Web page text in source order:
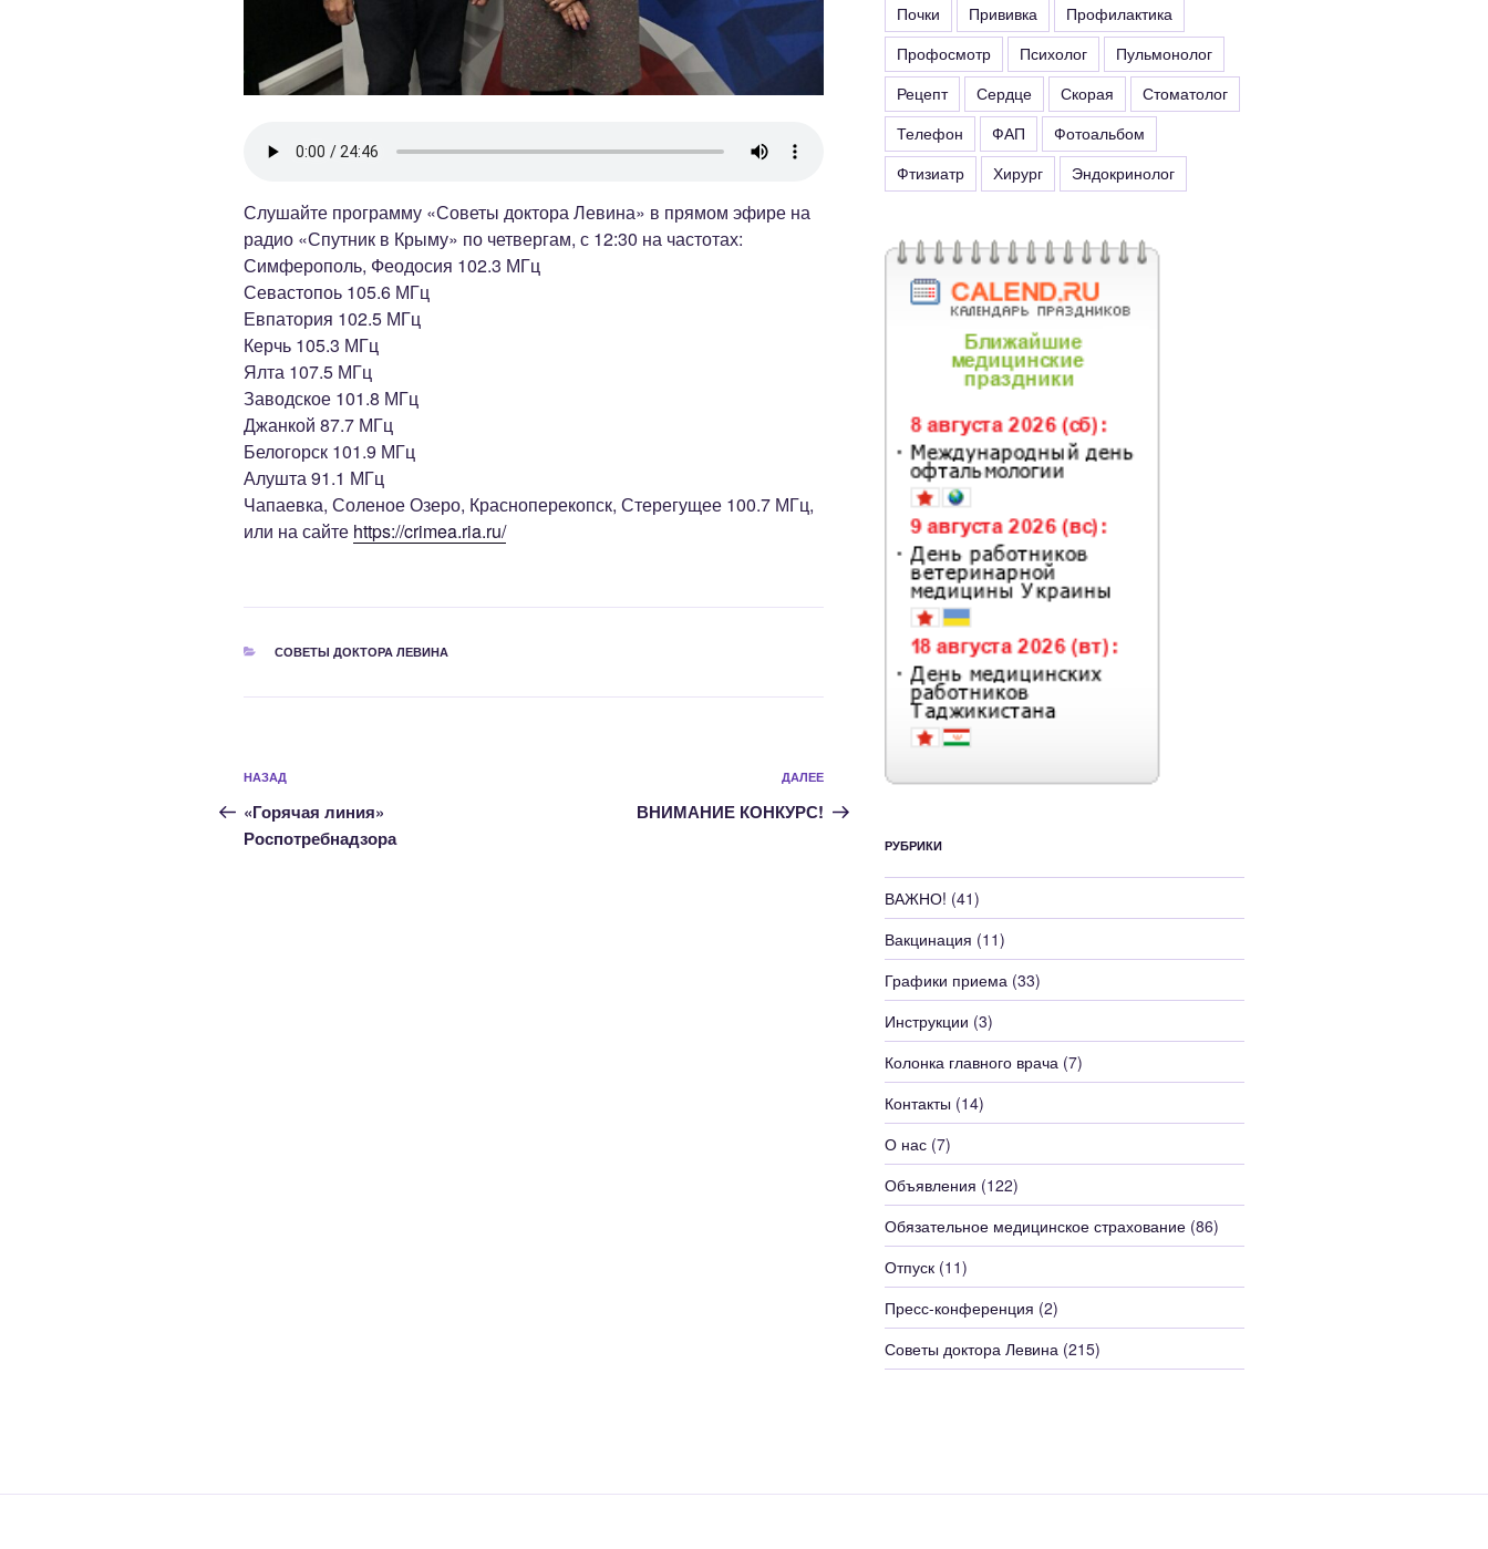
Слушайте программу «Советы доктора Левина» в прямом эфире на
радио «Спутник в Крыму» по четвергам, с 12:30 на частотах:
Симферополь, Феодосия 102.3 МГц
Севастопоь 105.6 МГц
Евпатория 102.5 МГц
Керчь 105.3 МГц
Ялта 107.5 МГц
Заводское 101.8 МГц
Джанкой 87.7 МГц
Белогорск 101.9 МГц
Алушта 91.1 МГц
Чапаевка, Соленое Озеро, Красноперекопск, Стерегущее 100.7 МГц,
или на сайте https://crimea.ria.ru/
РУБРИКИ
СОВЕТЫ ДОКТОРА ЛЕВИНА
Навигация
по
записям
Предыдущая
запись:
НАЗАД
«Горячая линия»
Роспотребнадзора
Следующая
запись
ДАЛЕЕ
ВНИМАНИЕ КОНКУРС!
Почки
Прививка
Профилактика
Профосмотр
Психолог
Пульмонолог
Рецепт
Сердце Скорая
Стоматолог
Телефон
ФАП
Фотоальбом
Фтизиатр
Хирург Эндокринолог
РУБРИКИ
ВАЖНО! (41)
Вакцинация (11)
Графики приема(33)
Инструкции (3)
Колонка главного врача(7)
Контакты (14)
О нас(7)
Объявления (122)
Обязательное медицинское страхование(86)
Отпуск(11)
Пресс-конференция (2)
Советы доктора Левина(215)